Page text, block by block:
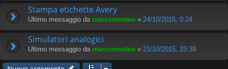
Stampa etichette Avery
Ultimo messaggio da marconmeteo « 24/10/2015, 0:24
Simulatori analogici
Ultimo messaggio da marconmeteo « 21/10/2015, 23:39